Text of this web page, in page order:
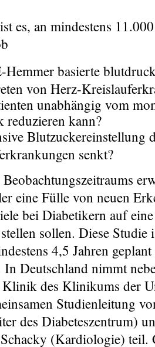
es, an mindestens
Hemmer basierte
von Herz-
unabhängig vom
reduzieren kann?
Blutzuckereinstellung
senkt?
eine Fülle von neuen
bei Diabetikern auf
sollen. Diese
4,5 Jahren
Deutschland nimmt
des Klinikums der
Studienleitung
des Diabeteszentrum)
(Kardiologie) teil.